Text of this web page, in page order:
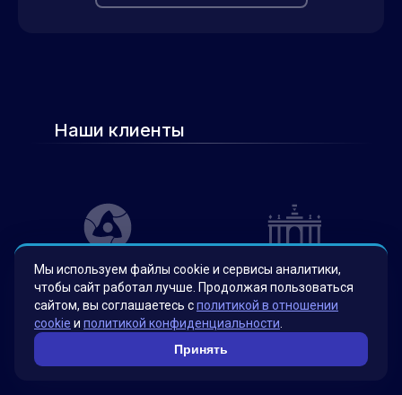
Наши клиенты
Мы используем файлы cookie и сервисы аналитики,
чтобы сайт работал лучше. Продолжая пользоваться
сайтом, вы соглашаетесь сполитикой в отношении
cookie и политикой конфиденциальности
Принять